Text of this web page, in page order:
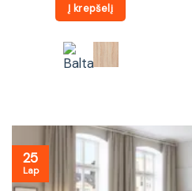
Į krepšelį
25
Lap